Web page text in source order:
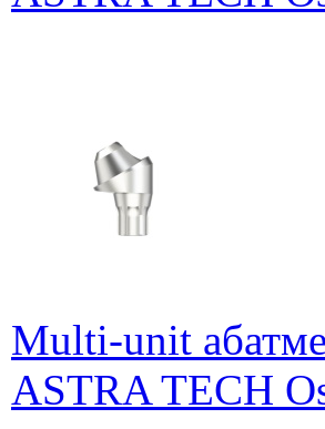
Multi-unit
ASTRA TECH